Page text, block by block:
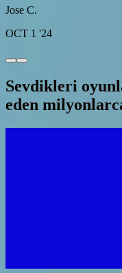
Jose C.
OCT 1 '24
Sevdikleri
eden